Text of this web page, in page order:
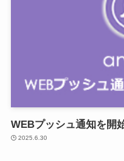
WEBプッシュ通知を開
2025.6.30